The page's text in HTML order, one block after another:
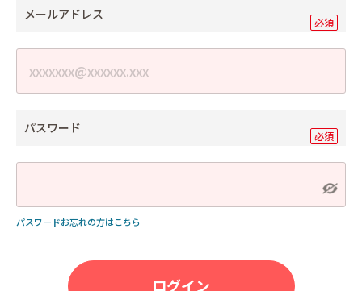
メールアドレス
パスワード
パスワードお忘れの方はこちら